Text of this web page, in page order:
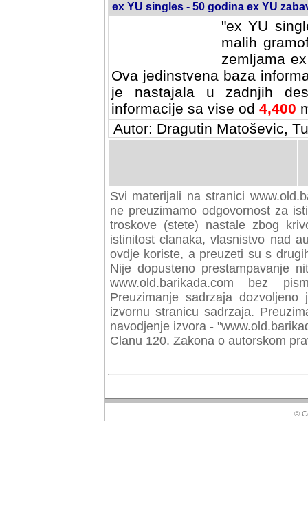
ex YU singles - 50 godina ex YU
"ex YU
malih
zemljama
Ova jedinstvena baza
je nastajala u zadnjih
informacije sa vise od 4,400
Autor: Dragutin Matoševic,
Svi materijali na stranici
preuzimamo odgovornost za
troskove (stete) nastale zbog
istinitost clanaka, vlasnistvo nad
ovdje koriste, a preuzeti su s
Nije dopusteno prestampavanje
www.old.barikada.com bez
Preuzimanje sadrzaja
izvornu stranicu sadrzaja.
navodjenje izvora -
Clanu 120. Zakona o autorskom
©